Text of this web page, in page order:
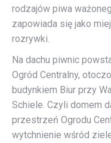
rodzajów piwa
zapowiada się jako
rozrywki.
Na dachu piwnic
Ogród Centralny,
budynkiem Biur przy
Schiele. Czyli domem
przestrzeń Ogrodu
wytchnienie wśród